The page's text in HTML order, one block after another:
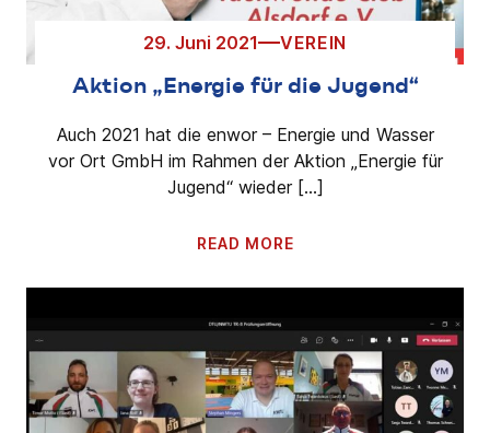
29. Juni 2021 VEREIN
Aktion „Energie für die Jugend“
Auch 2021 hat die enwor – Energie und Wasser
vor Ort GmbH im Rahmen der Aktion „Energie für
Jugend“ wieder […]
READ MORE